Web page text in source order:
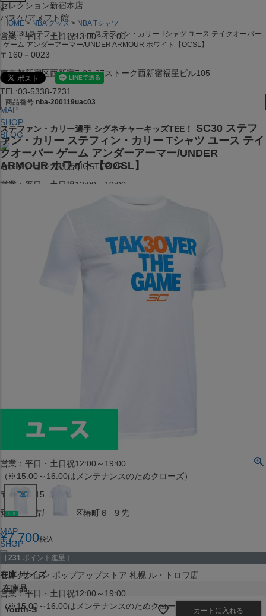
セレクション新宿本店
バスケ/アメフト館
営業：平日・土日祝13:00～19:00
〒160－0023
東京都新宿区西新宿7-22-37ストーク西新宿福星ビル105
TEL:03-5338-7231
MAP
SHOP
BLOG
セレクション大阪店BIGSTEP 2F
営業：平日・土日祝12:00～19:00
営業：平日・土日祝12:00～19:00
（※15:00～16:00はメンテナンスのためクローズ）
〒453-0015
愛知県名古屋市中村区椿町６−９先
MAP
SHOP
セレクション ポップアップストア 札幌 ル・トロワ店
営業：平日・土日祝12:00～19:00
（※15:00～16:00はメンテナンスのためクローズ）
x
HOME NBA グッズ
NBA Tシャツ
SC30 ステファン・カリー ステフィン・カリー Tシャツ ユース テイクオーバー
ゲーム アンダーアーマー/UNDER ARMOUR ホワイト【OCSL】
商品番号 nba-200119uac03
ステファン・カリー選手 シグネチャーキッズTEE！
SC30 ステフ
ァン・カリー ステフィン・カリー Tシャツ ユース テイ
クオーバー ゲーム アンダーアーマー/UNDER
ARMOUR ホワイト【OCSL】
¥7,700税込
[ 231 ポイント進呈 ]
在庫 サイズ
在庫品
Youth-S カートに入れる